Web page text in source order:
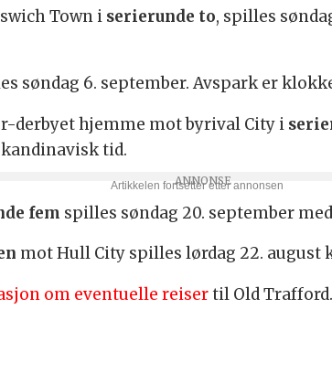
Town i serierunde to, spilles
søndag 6. september. Avspark er
derbyet hjemme mot byrival City i
tid.
fem spilles søndag 20. september
mot Hull City spilles lørdag 22. august
om eventuelle reisertil Old Trafford.